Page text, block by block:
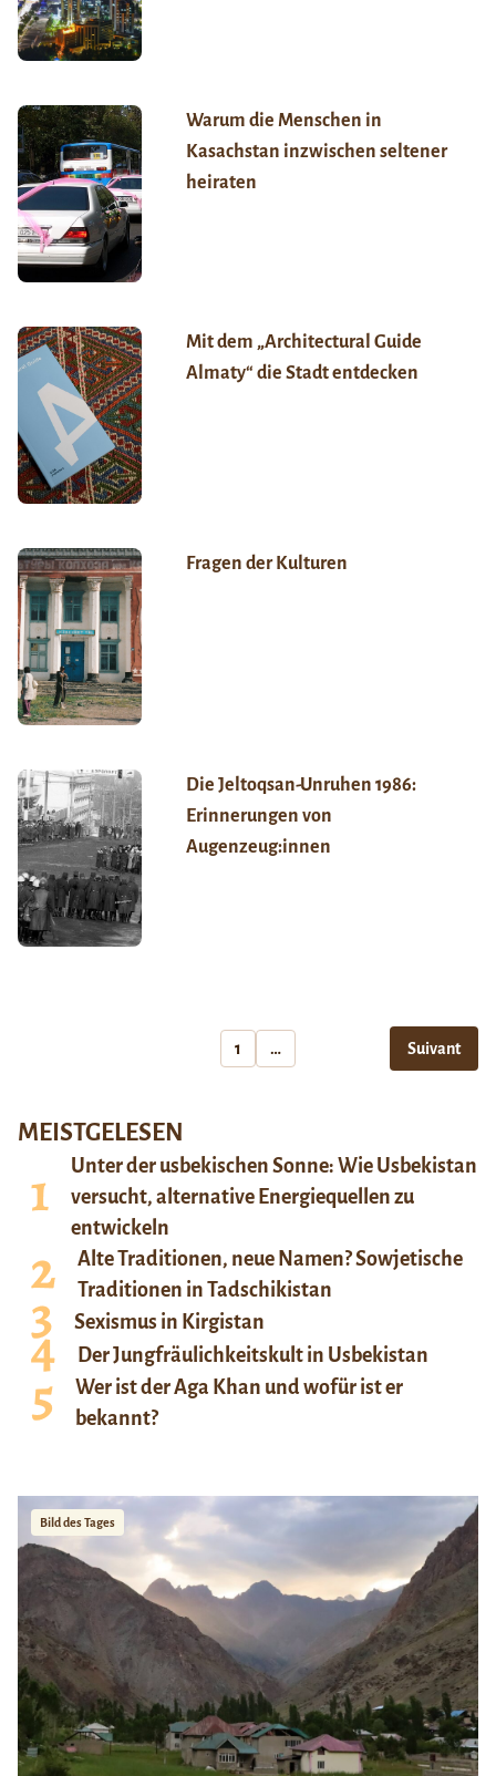
Warum die Menschen in
Kasachstan inzwischen seltener
heiraten
Mit dem „Architectural Guide
Almaty“ die Stadt entdecken
Fragen der Kulturen
Die Jeltoqsan-Unruhen 1986:
Erinnerungen von
Augenzeug:innen
1 … Suivant
MEISTGELESEN
Unter der usbekischen Sonne: Wie Usbekistan
versucht, alternative Energiequellen zu
entwickeln
Alte Traditionen, neue Namen? Sowjetische
Traditionen in Tadschikistan
Sexismus in Kirgistan
Der Jungfräulichkeitskult in Usbekistan
Wer ist der Aga Khan und wofür ist er
bekannt?
Bild des Tages